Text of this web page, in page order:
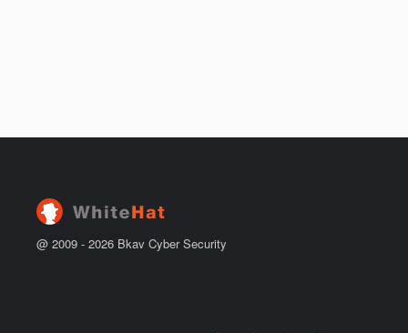
@ 2009 - 2026 Bkav Cyber Security